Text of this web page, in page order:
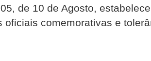
de 10 de Agosto,
oficiais comemorativas e